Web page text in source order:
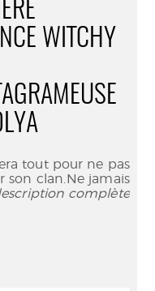
WITCHY
tout pour ne pas
son clan.Ne jamais
complète